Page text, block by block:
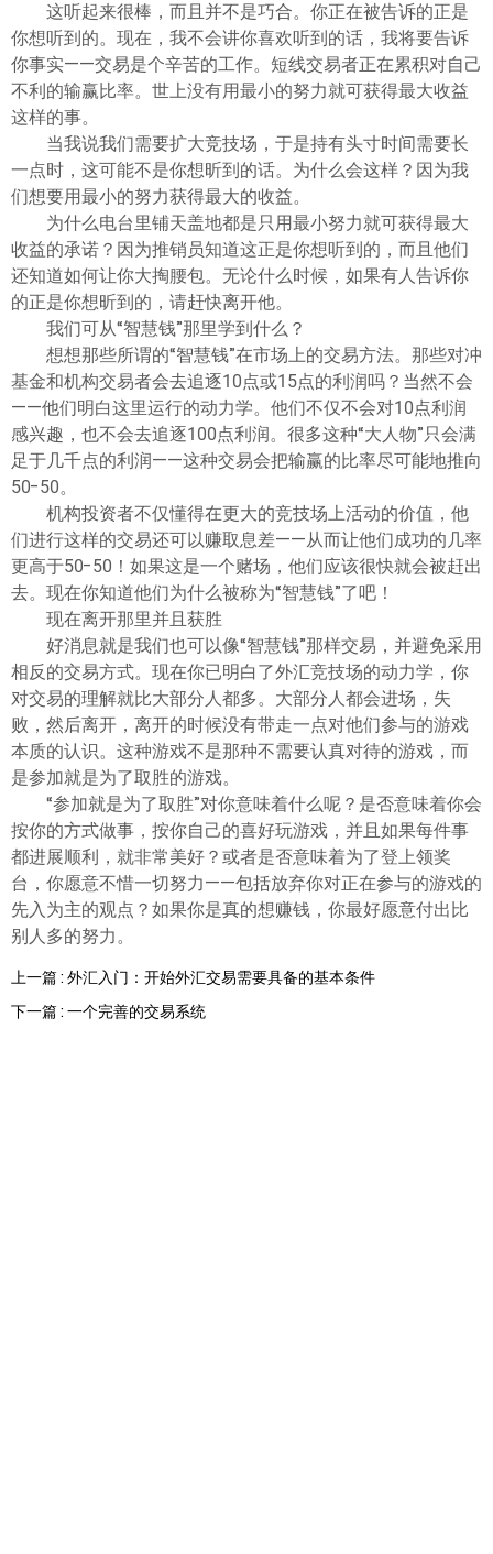
这听起来很棒，而且并不是巧合。你正在被告诉的正是
你想听到的。现在，我不会讲你喜欢听到的话，我将要告诉
你事实——交易是个辛苦的工作。短线交易者正在累积对自己
不利的输赢比率。世上没有用最小的努力就可获得最大收益
这样的事。
当我说我们需要扩大竞技场，于是持有头寸时间需要长
一点时，这可能不是你想昕到的话。为什么会这样？因为我
们想要用最小的努力获得最大的收益。
为什么电台里铺天盖地都是只用最小努力就可获得最大
收益的承诺？因为推销员知道这正是你想听到的，而且他们
还知道如何让你大掏腰包。无论什么时候，如果有人告诉你
的正是你想昕到的，请赶快离开他。
我们可从“智慧钱”那里学到什么？
想想那些所谓的“智慧钱”在市场上的交易方法。那些对冲
基金和机构交易者会去追逐10点或15点的利润吗？当然不会
——他们明白这里运行的动力学。他们不仅不会对10点利润
感兴趣，也不会去追逐100点利润。很多这种“大人物”只会满
足于几千点的利润——这种交易会把输赢的比率尽可能地推向
50-50。
机构投资者不仅懂得在更大的竞技场上活动的价值，他
们进行这样的交易还可以赚取息差——从而让他们成功的几率
更高于50-50！如果这是一个赌场，他们应该很快就会被赶出
去。现在你知道他们为什么被称为“智慧钱”了吧！
现在离开那里并且获胜
好消息就是我们也可以像“智慧钱”那样交易，并避免采用
相反的交易方式。现在你已明白了外汇竞技场的动力学，你
对交易的理解就比大部分人都多。大部分人都会进场，失
败，然后离开，离开的时候没有带走一点对他们参与的游戏
本质的认识。这种游戏不是那种不需要认真对待的游戏，而
是参加就是为了取胜的游戏。
“参加就是为了取胜”对你意味着什么呢？是否意味着你会
按你的方式做事，按你自己的喜好玩游戏，并且如果每件事
都进展顺利，就非常美好？或者是否意味着为了登上领奖
台，你愿意不惜一切努力——包括放弃你对正在参与的游戏的
先入为主的观点？如果你是真的想赚钱，你最好愿意付出比
别人多的努力。
上一篇 : 外汇入门：开始外汇交易需要具备的基本条件
下一篇 : 一个完善的交易系统